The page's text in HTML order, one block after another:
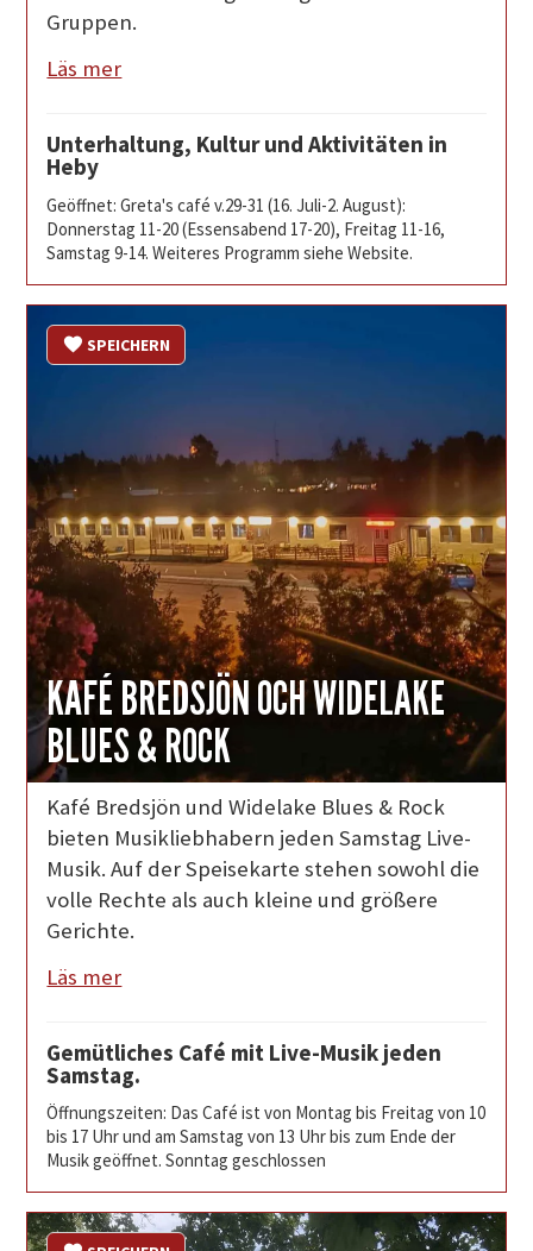
Gruppen.
Läs mer
Unterhaltung, Kultur und Aktivitäten in
Heby
Geöffnet: Greta's café v.29-31 (16. Juli-2. August):
Donnerstag 11-20 (Essensabend 17-20), Freitag 11-16,
Samstag 9-14. Weiteres Programm siehe Website.
KAFÉ BREDSJÖN OCH WIDELAKE
BLUES & ROCK
SPEICHERN
Kafé Bredsjön und Widelake Blues & Rock
bieten Musikliebhabern jeden Samstag Live-
Musik. Auf der Speisekarte stehen sowohl die
volle Rechte als auch kleine und größere
Gerichte.
Läs mer
Gemütliches Café mit Live-Musik jeden
Samstag.
Öffnungszeiten: Das Café ist von Montag bis Freitag von 10
bis 17 Uhr und am Samstag von 13 Uhr bis zum Ende der
Musik geöffnet. Sonntag geschlossen